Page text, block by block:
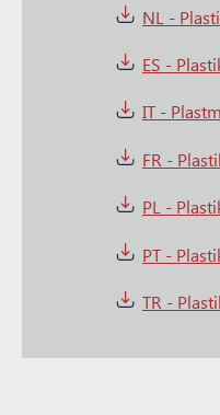
NL -
ES -
IT -
FR -
PL -
PT -
TR -